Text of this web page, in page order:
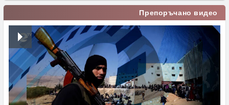
Препоръчано видео